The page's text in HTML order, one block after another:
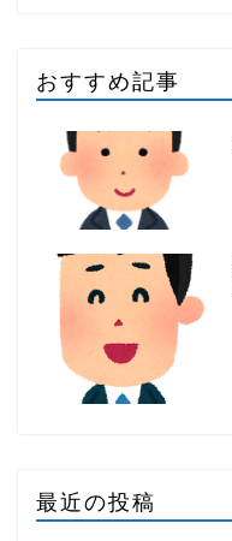
おすすめ記事
最近の投稿